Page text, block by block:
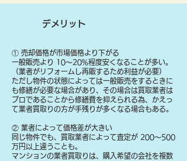
デメリット
① 売却価格が市場価格より下がる
一般販売より 10〜20%程度安くなることが多い。
（業者がリフォームし再販するため利益が必要）
ただし物件の状態によっては一般販売をするときに
も修繕が必要な場合があり、その場合は買取業者は
プロであることから修繕費を抑えられる為、かえっ
て業者買取りの方が手残りが多くなる場合もある。
② 業者によって価格差が大きい
同じ物件でも、買取業者によって査定が 200〜500
万円以上違うことも。
マンションの業者買取りは、購入希望の会社を複数